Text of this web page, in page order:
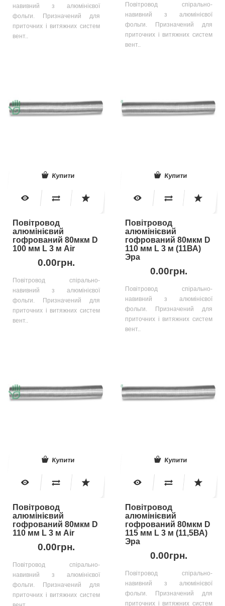
навивний з алюмінієвої
фольги. Призначений для
приточних і витяжних систем
вент..
Повітровод спірально-
навивний з алюмінієвої
фольги. Призначений для
приточних і витяжних систем
вент..
Купити
Повітровод
алюмінієвий
гофрований 80мкм D
100 мм L 3 м Air
0.00грн.
Повітровод спірально-
навивний з алюмінієвої
фольги. Призначений для
приточних і витяжних систем
вент..
Купити
Повітровод
алюмінієвий
гофрований 80мкм D
110 мм L 3 м (11ВА)
Эра
0.00грн.
Повітровод спірально-
навивний з алюмінієвої
фольги. Призначений для
приточних і витяжних систем
вент..
Купити
Повітровод
алюмінієвий
гофрований 80мкм D
110 мм L 3 м Air
0.00грн.
Повітровод спірально-
навивний з алюмінієвої
фольги. Призначений для
приточних і витяжних систем
Купити
Повітровод
алюмінієвий
гофрований 80мкм D
115 мм L 3 м (11,5ВА)
Эра
0.00грн.
Повітровод спірально-
навивний з алюмінієвої
фольги. Призначений для
приточних і витяжних систем